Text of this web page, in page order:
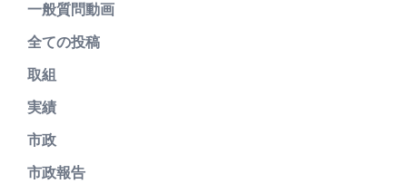
一般質問動画
全ての投稿
取組
実績
市政
市政報告